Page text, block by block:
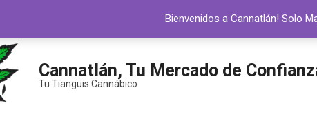
Cannatlán, Tu Mercado de
Tu Tianguis Cannábico
Bienvenidos a Cannatlán! Solo